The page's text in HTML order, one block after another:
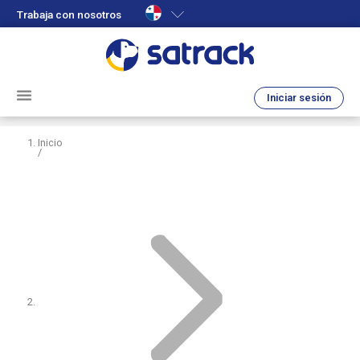
Trabaja con nosotros
Iniciar sesión
Inicio